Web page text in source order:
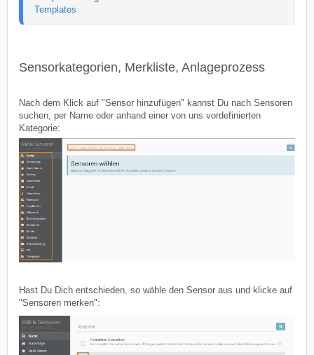
Templates
Sensorkategorien, Merkliste, Anlageprozess
Nach dem Klick auf "Sensor hinzufügen" kannst Du nach Sensoren
suchen, per Name oder anhand einer von uns vordefinierten
Kategorie:
Hast Du Dich entschieden, so wähle den Sensor aus und klicke auf
"Sensoren merken":